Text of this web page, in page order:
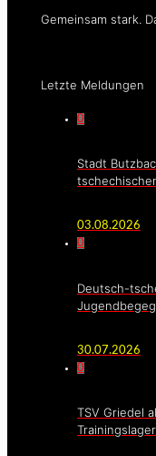
Gemeinsam stark.
Letzte Meldungen
0
Stadt
03.08.2026
0
Deutsch-
30.07.2026
0
TSV Griedel
Trainingslager